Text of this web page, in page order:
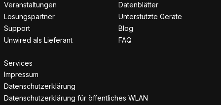
Veranstaltungen
Lösungspartner
Support
Unwired als Lieferant
Datenblätter
Unterstützte Geräte
Blog
FAQ
Services
Impressum
Datenschutzerklärung
Datenschutzerklärung für öffentliches WLAN